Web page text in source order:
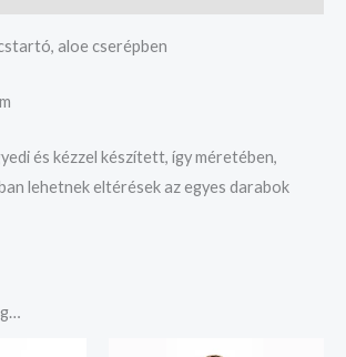
aloe cserépben
és kézzel készített, így méretében,
lehetnek eltérések az egyes darabok